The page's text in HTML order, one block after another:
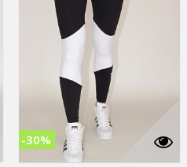
-30%